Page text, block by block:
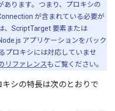
ります。つまり、プロキシの
が含まれている必要が
、ScriptTarget 要素または
アプリケーションをバック
プロキシには対応していませ
リファレンスもご覧ください。
シの特長は次のとおりで